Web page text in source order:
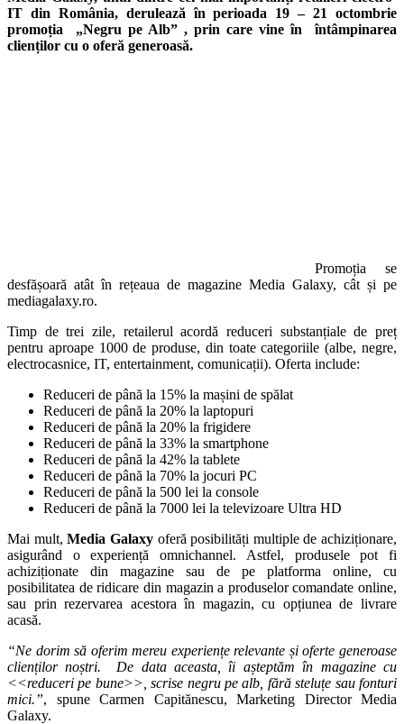
IT din România, derulează în perioada 19 – 21 octombrie
promoția „Negru pe Alb” , prin care vine în întâmpinarea
clienților cu o oferă generoasă.
Promoția se
desfășoară atât în rețeaua de magazine Media Galaxy, cât și pe
mediagalaxy.ro.
Timp de trei zile, retailerul acordă reduceri substanțiale de preț
pentru aproape 1000 de produse, din toate categoriile (albe, negre,
electrocasnice, IT, entertainment, comunicații). Oferta include:
Reduceri de până la 15% la mașini de spălat
Reduceri de până la 20% la laptopuri
Reduceri de până la 20% la frigidere
Reduceri de până la 33% la smartphone
Reduceri de până la 42% la tablete
Reduceri de până la 70% la jocuri PC
Reduceri de până la 500 lei la console
Reduceri de până la 7000 lei la televizoare Ultra HD
Mai mult,Media Galaxyoferă posibilități multiple de achiziționare,
asigurând o experiență omnichannel. Astfel, produsele pot fi
achiziționate din magazine sau de pe platforma online, cu
posibilitatea de ridicare din magazin a produselor comandate online,
sau prin rezervarea acestora în magazin, cu opțiunea de livrare
acasă.
“Ne dorim să oferim mereu experiențe relevante și oferte generoase
clienților noștri. De data aceasta, îi așteptăm în magazine cu
<<reduceri pe bune>>, scrise negru pe alb, fără steluțe sau fonturi
mici.”, spune Carmen Capitănescu, Marketing Director Media
Galaxy.